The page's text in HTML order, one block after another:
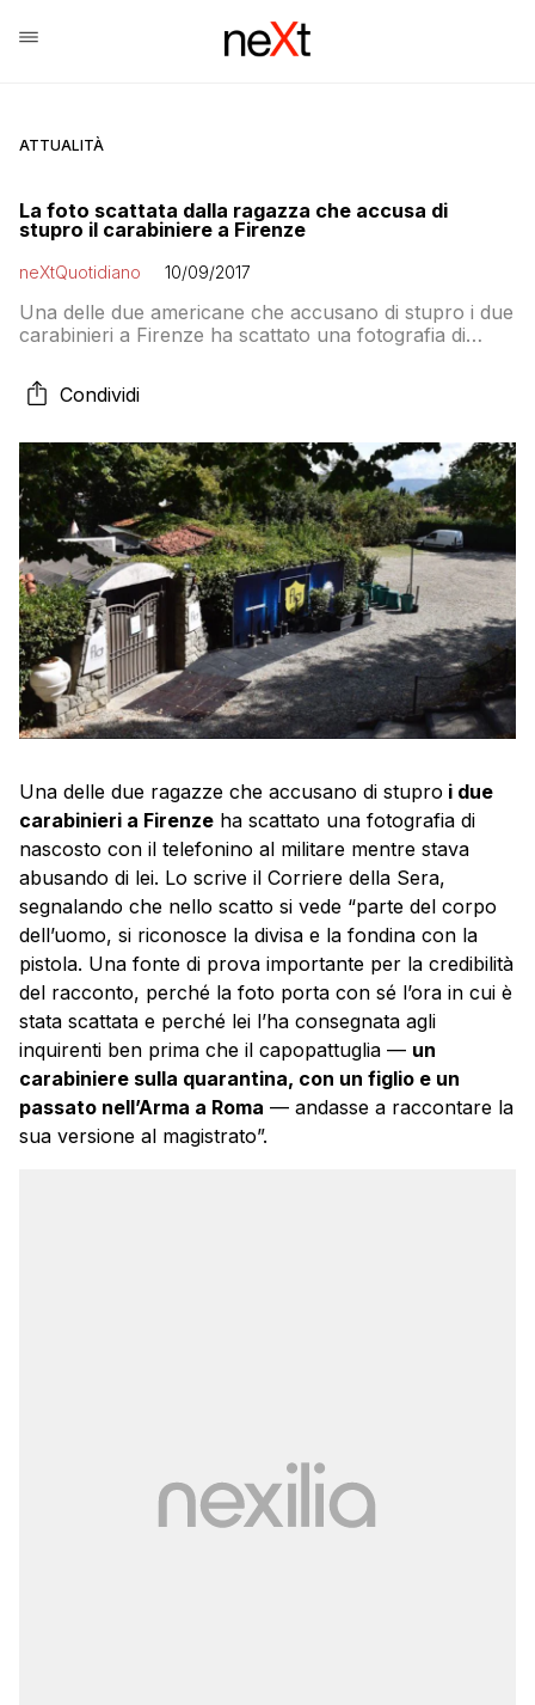
ATTUALITÀ
La foto scattata dalla ragazza che accusa di
stupro il carabiniere a Firenze
neXtQuotidiano 10/09/2017
Una delle due americane che accusano di stupro i due
carabinieri a Firenze ha scattato una fotografia di
abusando di lei. Lui intanto parla di rapporto
consenziente. L’assicurazione antistupro invece era
Condividi
Una delle due ragazze che accusano di stupro i due
carabinieri a Firenze ha scattato una fotografia di
nascosto con il telefonino al militare mentre stava
abusando di lei. Lo scrive il Corriere della Sera,
segnalando che nello scatto si vede “parte del corpo
dell’uomo, si riconosce la divisa e la fondina con la
pistola. Una fonte di prova importante per la credibilità
del racconto, perché la foto porta con sé l’ora in cui è
stata scattata e perché lei l’ha consegnata agli
inquirenti ben prima che il capopattuglia — un
carabiniere sulla quarantina, con un figlio e un
passato nell’Arma a Roma — andasse a raccontare la
sua versione al magistrato”.